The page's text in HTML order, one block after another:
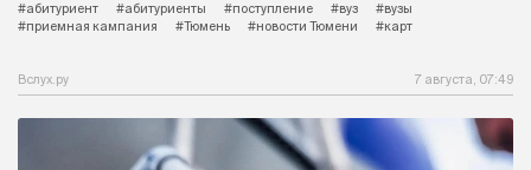
#абитуриент
#абитуриенты #поступление #вуз
#вузы
#приемная кампания
#Тюмень #новости Тюмени #карт
Вслух.ру 7 августа, 07:49